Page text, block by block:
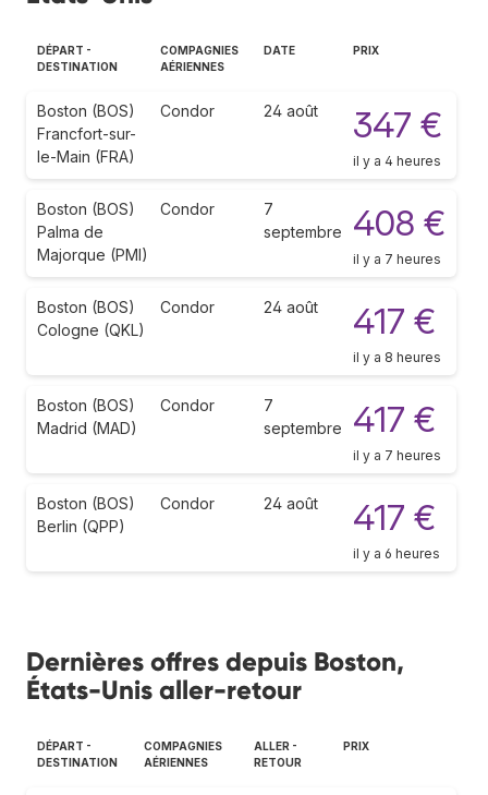
DÉPART -
DESTINATION
COMPAGNIES
AÉRIENNES
DATE PRIX
Boston (BOS)
Francfort-sur-
le-Main (FRA)
Condor 24 août 347 €
il y a 4 heures
Boston (BOS)
Palma de
Majorque (PMI)
Condor
7
septembre
408 €
il y a 7 heures
Boston (BOS)
Cologne (QKL)
Condor 24 août 417 €
il y a 8 heures
Boston (BOS)
Madrid (MAD)
Condor
7
septembre
417 €
il y a 7 heures
Boston (BOS)
Berlin (QPP)
Condor 24 août 417 €
il y a 6 heures
Dernières offres depuis Boston,
États-Unis aller-retour
DÉPART -
DESTINATION
COMPAGNIES
AÉRIENNES
ALLER -
RETOUR
PRIX